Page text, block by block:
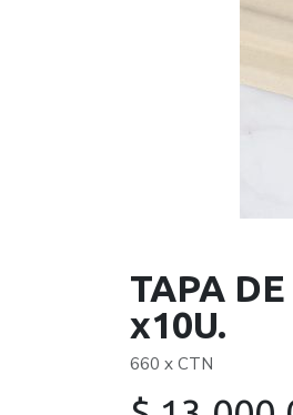
TAPA
x10U.
660 x CTN